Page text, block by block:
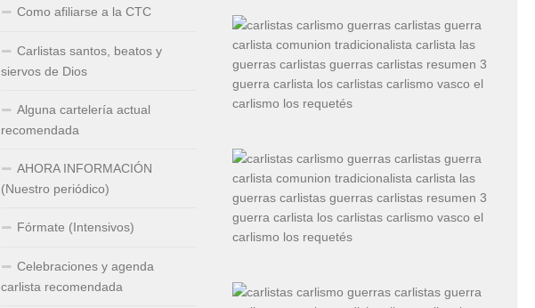
Como afiliarse a la CTC
Carlistas santos, beatos y
siervos de Dios
Alguna cartelería actual
recomendada
AHORA INFORMACIÓN
(Nuestro periódico)
Fórmate (Intensivos)
Celebraciones y agenda
carlista recomendada